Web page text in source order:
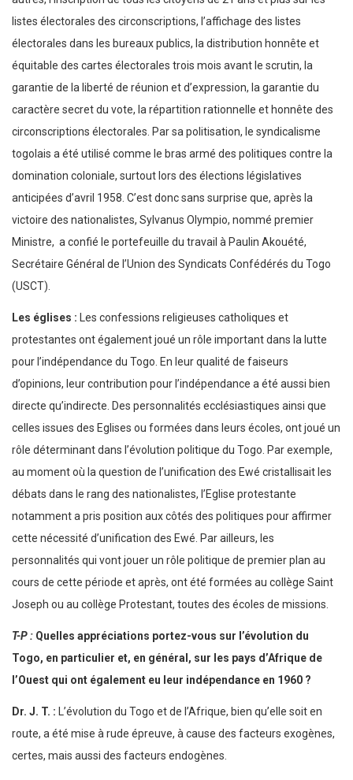
listes électorales des circonscriptions, l’affichage des listes
électorales dans les bureaux publics, la distribution honnête et
équitable des cartes électorales trois mois avant le scrutin, la
garantie de la liberté de réunion et d’expression, la garantie du
caractère secret du vote, la répartition rationnelle et honnête des
circonscriptions électorales. Par sa politisation, le syndicalisme
togolais a été utilisé comme le bras armé des politiques contre la
domination coloniale, surtout lors des élections législatives
anticipées d’avril 1958. C’est donc sans surprise que, après la
victoire des nationalistes, Sylvanus Olympio, nommé premier
Ministre, a confié le portefeuille du travail à Paulin Akouété,
Secrétaire Général de l’Union des Syndicats Confédérés du Togo
(USCT).
Les églises : Les confessions religieuses catholiques et
protestantes ont également joué un rôle important dans la lutte
pour l’indépendance du Togo. En leur qualité de faiseurs
d’opinions, leur contribution pour l’indépendance a été aussi bien
directe qu’indirecte. Des personnalités ecclésiastiques ainsi que
celles issues des Eglises ou formées dans leurs écoles, ont joué un
rôle déterminant dans l’évolution politique du Togo. Par exemple,
au moment où la question de l’unification des Ewé cristallisait les
débats dans le rang des nationalistes, l’Eglise protestante
notamment a pris position aux côtés des politiques pour affirmer
cette nécessité d’unification des Ewé. Par ailleurs, les
personnalités qui vont jouer un rôle politique de premier plan au
cours de cette période et après, ont été formées au collège Saint
Joseph ou au collège Protestant, toutes des écoles de missions.
T-P : Quelles appréciations portez-vous sur l’évolution du
Togo, en particulier et, en général, sur les pays d’Afrique de
l’Ouest qui ont également eu leur indépendance en 1960 ?
Dr. J. T. : L’évolution du Togo et de l’Afrique, bien qu’elle soit en
route, a été mise à rude épreuve, à cause des facteurs exogènes,
certes, mais aussi des facteurs endogènes.